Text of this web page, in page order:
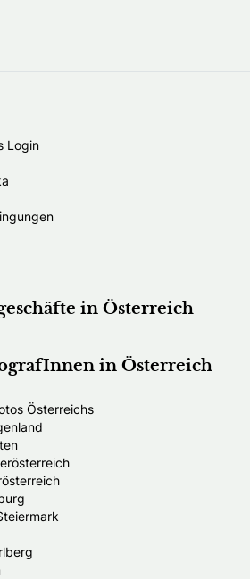
Login
in Österreich
in Österreich
Österreichs